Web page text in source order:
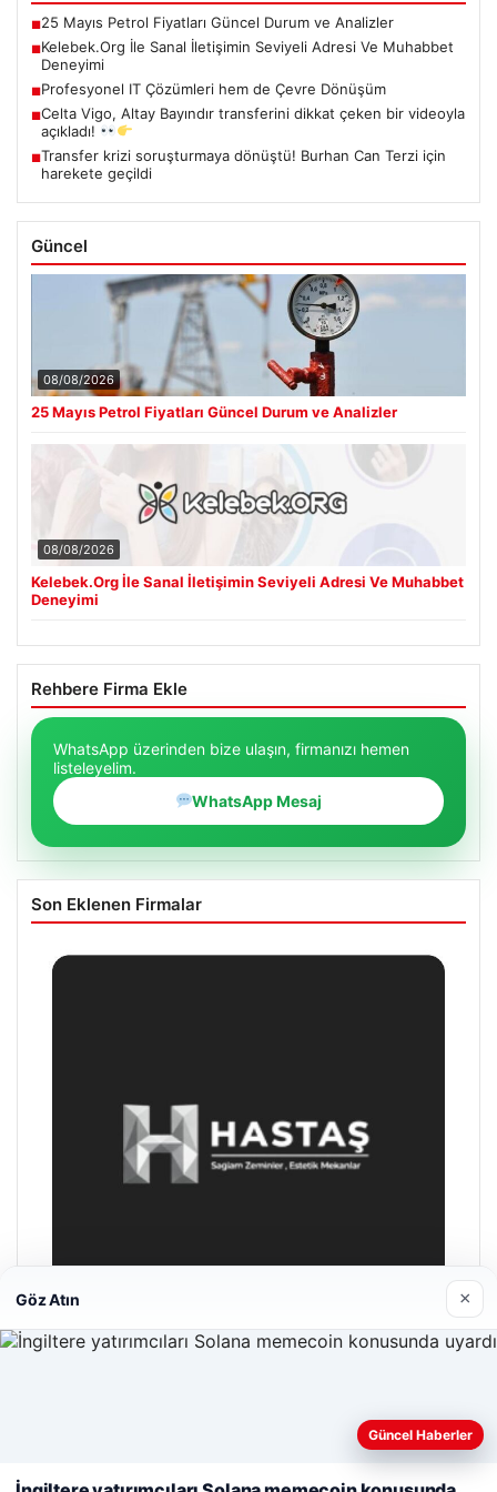
■25 Mayıs Petrol Fiyatları Güncel Durum ve Analizler
■Kelebek.Org İle Sanal İletişimin Seviyeli Adresi Ve Muhabbet
Deneyimi
■Profesyonel IT Çözümleri hem de Çevre Dönüşüm
■Celta Vigo, Altay Bayındır transferini dikkat çeken bir videoyla
açıkladı!
■Transfer krizi soruşturmaya dönüştü! Burhan Can Terzi için
harekete geçildi
Güncel
08/08/2026
25 Mayıs Petrol Fiyatları Güncel Durum ve Analizler
08/08/2026
Kelebek.Org İle Sanal İletişimin Seviyeli Adresi Ve Muhabbet
Deneyimi
Rehbere Firma Ekle
WhatsApp üzerinden bize ulaşın, firmanızı hemen
listeleyelim.
WhatsApp Mesaj
Son Eklenen Firmalar
Web sitemizi nasıl kullandığınızı daha iyi anlayabilmek,
Göz Atın ×
Güncel Haberler